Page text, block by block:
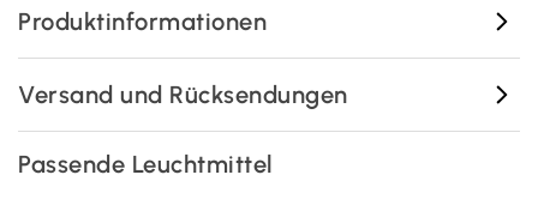
Produktinformationen
Versand und Rücksendungen
Passende Leuchtmittel